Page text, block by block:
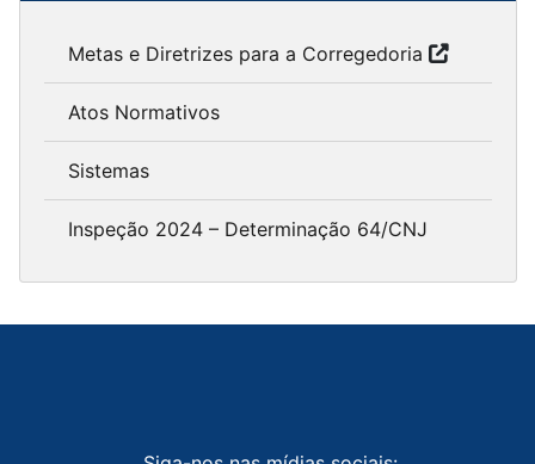
Metas e Diretrizes para a Corregedoria
Atos Normativos
Sistemas
Inspeção 2024 – Determinação 64/CNJ